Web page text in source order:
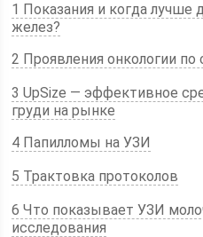
1 Показания и когда лучше
желез?
2 Проявления онкологии по
3 UpSize — эффективное
груди на рынке
4 Папилломы на УЗИ
5 Трактовка протоколов
6 Что показывает УЗИ
исследования